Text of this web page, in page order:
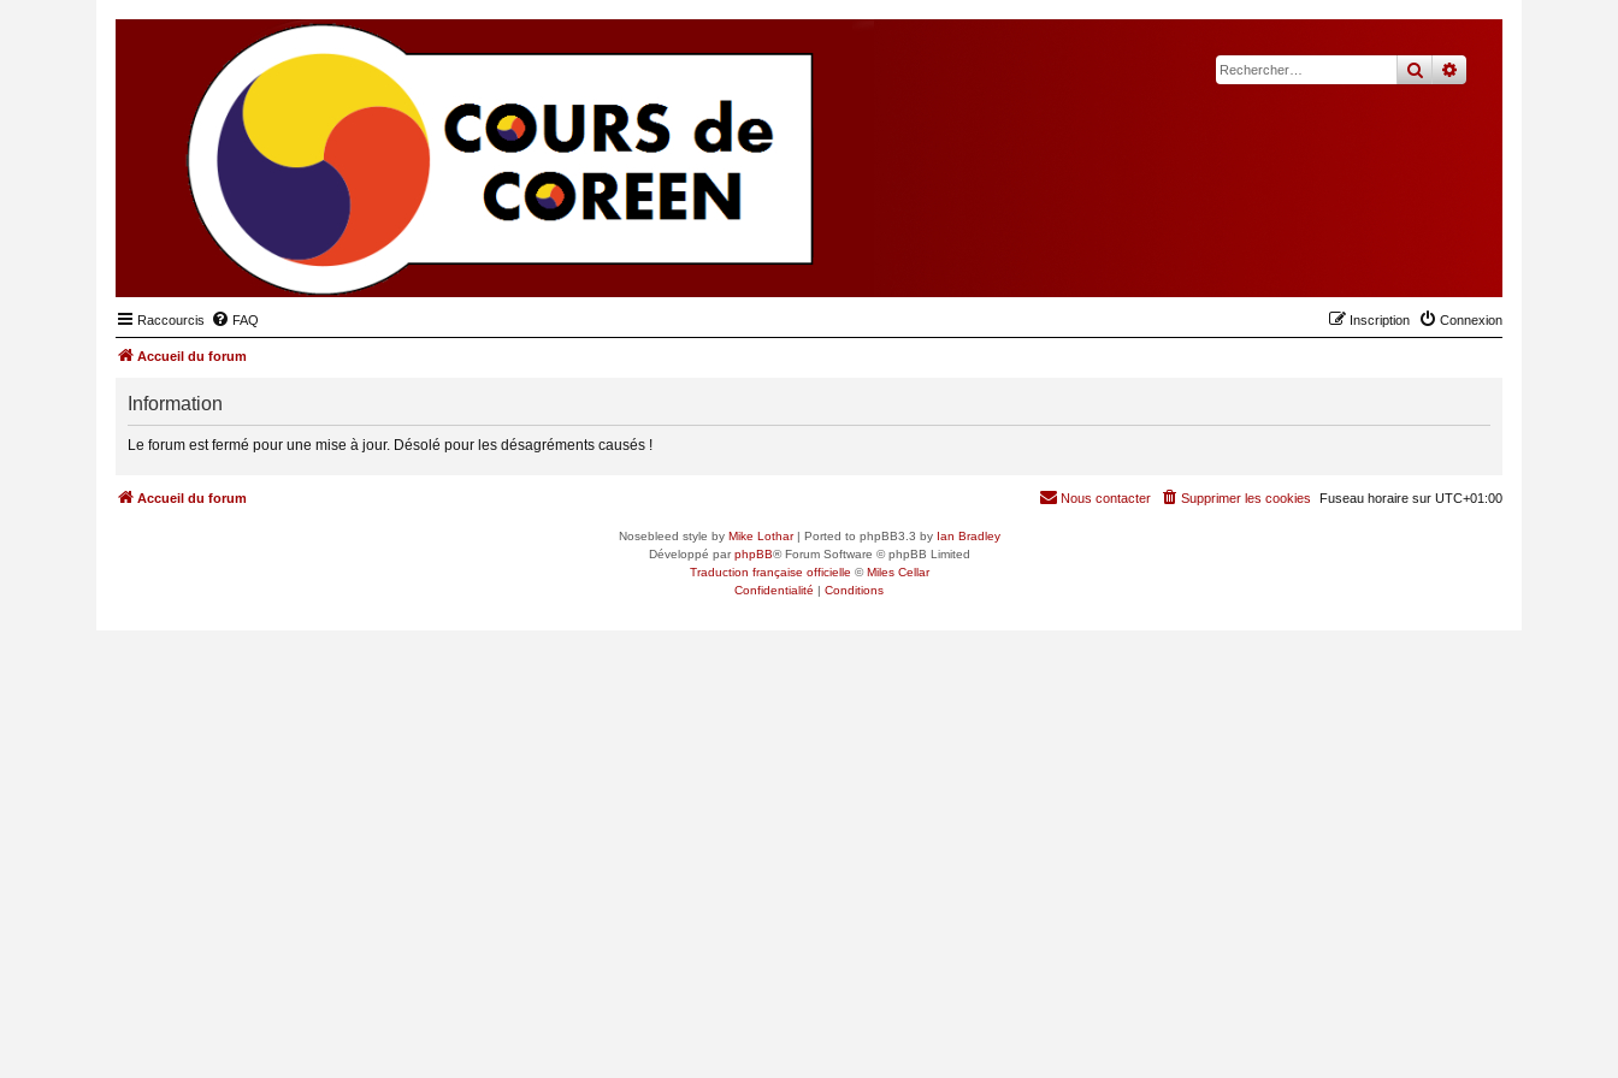
rechercher
recherche
Raccourcis FAQ Connexion
Inscription
Accueil du forum
Information
Le forum est fermé pour une mise à jour. Désolé pour les désagréments causés !
Accueil du forum Fuseau horaire sur UTC+01:00
Supprimer les cookies
Nous contacter
Nosebleed style by Mike Lothar| Ported to phpBB3.3 by Ian Bradley
Développé parphpBB® Forum Software © phpBB Limited
Traduction française officielle ©Miles Cellar
Confidentialité | Conditions